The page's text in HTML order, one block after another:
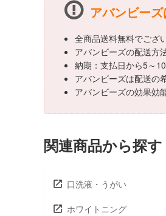
アバンビーズ
全商品送料無料でござ
アバンビーズの配送方
納期：支払日から5～
アバンビーズは配送の
アバンビーズの効果効
関連商品から探す
口洗液・うがい
ホワイトニング